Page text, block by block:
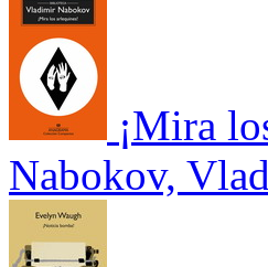
¡Mira
Nabokov,